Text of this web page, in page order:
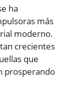
ha
más
moderno.
crecientes
que
prosperando